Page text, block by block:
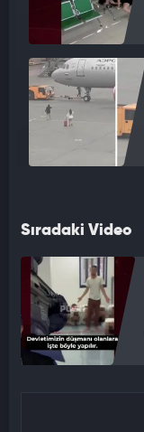
Sıradaki Video